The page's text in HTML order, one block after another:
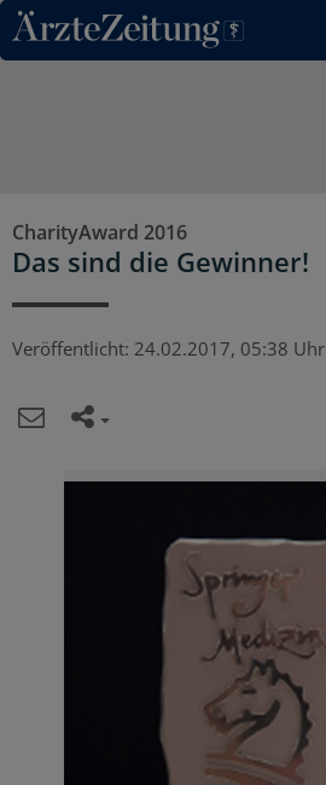
Direkt zum Inhaltsbereich
CharityAward 2016
Das sind die Gewinner!
Veröffentlicht: 24.02.2017, 05:38 Uhr